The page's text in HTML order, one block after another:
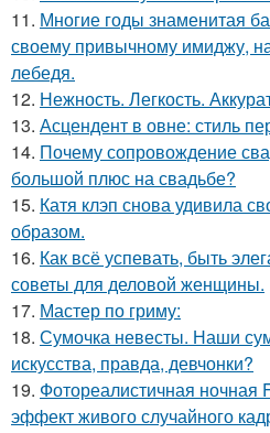
11. Многие годы знаменитая
своему привычному имиджу,
лебедя.
12. Нежность. Легкость.
13. Асцендент в овне: стиль
14. Почему сопровождение
большой плюс на свадьбе?
15. Катя клэп снова удивила
образом.
16. Как всё успевать, быть
советы для деловой женщины.
17. Мастер по гриму:
18. Сумочка невесты. Наши
искусства, правда, девчонки?
19. Фотореалистичная ночная
эффект живого случайного